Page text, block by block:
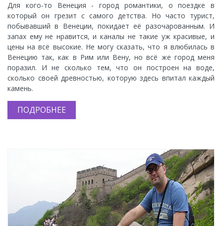
Для кого-то Венеция - город романтики, о поездке в
который он грезит с самого детства. Но часто турист,
побывавший в Венеции, покидает её разочарованным. И
запах ему не нравится, и каналы не такие уж красивые, и
цены на всё высокие. Не могу сказать, что я влюбилась в
Венецию так, как в Рим или Вену, но всё же город меня
поразил. И не сколько тем, что он построен на воде,
сколько своей древностью, которую здесь впитал каждый
камень.
ПОДРОБНЕЕ